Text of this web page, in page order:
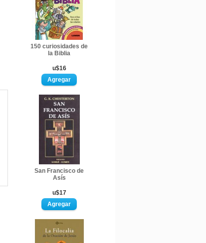
150 curiosidades de
la Biblia
u$16
San Francisco de
Asís
u$17